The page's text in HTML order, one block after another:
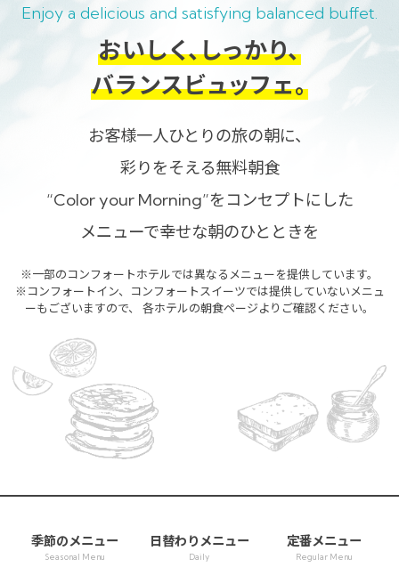
Enjoy a delicious and satisfying balanced buffet.
おいしく、しっかり、
バランスビュッフェ。
お客様一人ひとりの旅の朝に、
彩りをそえる無料朝食
“Color your Morning”をコンセプトにした
メニューで幸せな朝のひとときを
※一部のコンフォートホテルでは異なるメニューを提供しています。
※コンフォートイン、コンフォートスイーツでは提供していないメニュ
ーもございますので、
各ホテルの朝食ページよりご確認ください。
季節のメニュー
Seasonal Menu
日替わりメニュー
Daily
定番メニュー
Regular Menu